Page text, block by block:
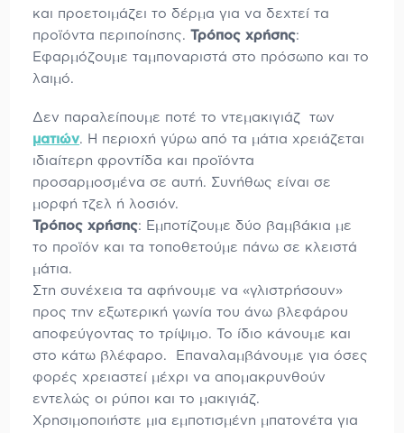
και προετοιμάζει το δέρμα για να δεχτεί τα
προϊόντα περιποίησης.Τρόπος χρήσης:
Εφαρμόζουμε ταμποναριστά στο πρόσωπο και το
λαιμό.
Δεν παραλείπουμε ποτέ το ντεμακιγιάζ των
ματιών. Η περιοχή γύρω από τα μάτια χρειάζεται
ιδιαίτερη φροντίδα και προϊόντα
προσαρμοσμένα σε αυτή. Συνήθως είναι σε
μορφή τζελ ή λοσιόν.
Τρόπος χρήσης: Εμποτίζουμε δύο βαμβάκια με
το προϊόν και τα τοποθετούμε πάνω σε κλειστά
μάτια.
Στη συνέχεια τα αφήνουμε να «γλιστρήσουν»
προς την εξωτερική γωνία του άνω βλεφάρου
αποφεύγοντας το τρίψιμο. Το ίδιο κάνουμε και
στο κάτω βλέφαρο. Επαναλαμβάνουμε για όσες
φορές χρειαστεί μέχρι να απομακρυνθούν
εντελώς οι ρύποι και το μακιγιάζ.
Χρησιμοποιήστε μια εμποτισμένη μπατονέτα για